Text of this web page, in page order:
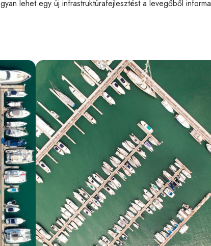
lehet egy új infrastruktúrafejlesztést a levegőből